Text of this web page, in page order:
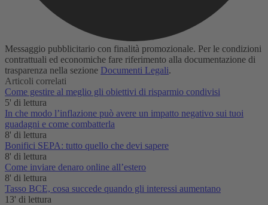
Messaggio pubblicitario con finalità promozionale. Per le condizioni
contrattuali ed economiche fare riferimento alla documentazione di
trasparenza nella sezione Documenti Legali.
Articoli correlati
Come gestire al meglio gli obiettivi di risparmio condivisi
5' di lettura
In che modo l’inflazione può avere un impatto negativo sui tuoi
guadagni e come combatterla
8' di lettura
Bonifici SEPA: tutto quello che devi sapere
8' di lettura
Come inviare denaro online all’estero
8' di lettura
Tasso BCE, cosa succede quando gli interessi aumentano
13' di lettura